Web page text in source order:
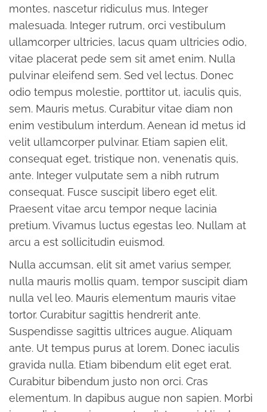
montes, nascetur ridiculus mus. Integer
malesuada. Integer rutrum, orci vestibulum
ullamcorper ultricies, lacus quam ultricies odio,
vitae placerat pede sem sit amet enim. Nulla
pulvinar eleifend sem. Sed vel lectus. Donec
odio tempus molestie, porttitor ut, iaculis quis,
sem. Mauris metus. Curabitur vitae diam non
enim vestibulum interdum. Aenean id metus id
velit ullamcorper pulvinar. Etiam sapien elit,
consequat eget, tristique non, venenatis quis,
ante. Integer vulputate sem a nibh rutrum
consequat. Fusce suscipit libero eget elit.
Praesent vitae arcu tempor neque lacinia
pretium. Vivamus luctus egestas leo. Nullam at
arcu a est sollicitudin euismod.
Nulla accumsan, elit sit amet varius semper,
nulla mauris mollis quam, tempor suscipit diam
nulla vel leo. Mauris elementum mauris vitae
tortor. Curabitur sagittis hendrerit ante.
Suspendisse sagittis ultrices augue. Aliquam
ante. Ut tempus purus at lorem. Donec iaculis
gravida nulla. Etiam bibendum elit eget erat.
Curabitur bibendum justo non orci. Cras
elementum. In dapibus augue non sapien. Morbi